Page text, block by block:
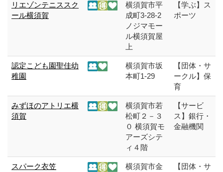
リエゾンテニススク
ール横須賀
横須賀市平
成町3-28-2
ノジマモー
ル横須賀屋
上
【学ぶ】ス
ポーツ
認定こども園聖佳幼
稚園
横須賀市坂
本町1-29
【団体・サ
ークル】保
育
みずほのアトリエ横
須賀
横須賀市若
松町２－３
０ 横須賀モ
アーズシテ
ィ４階
【サービ
ス】銀行・
金融機関
スパーク衣笠
横須賀市金
【団体・サ